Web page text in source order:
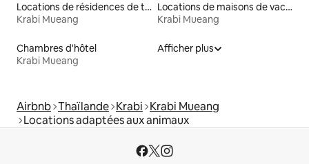
Locations de résidences de tourisme
Krabi Mueang
Locations de maisons de vacances
Krabi Mueang
Chambres d'hôtel
Krabi Mueang
Afficher plus
Airbnb Thaïlande Krabi Krabi Mueang
Locations adaptées aux animaux